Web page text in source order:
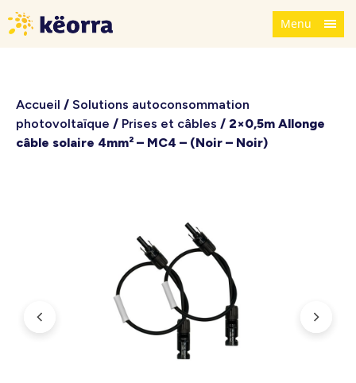
Menu
Accueil / Solutions autoconsommation
photovoltaïque / Prises et câbles / 2×0,5m Allonge
câble solaire 4mm² – MC4 – (Noir – Noir)